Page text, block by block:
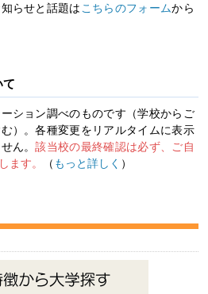
らせと話題は こちらのフォームから
て
ション調べのものです（学校からご
）。各種変更をリアルタイムに表示
ん。該当校の最終確認は必ず、ご自
ます。
（ もっと詳しく ）